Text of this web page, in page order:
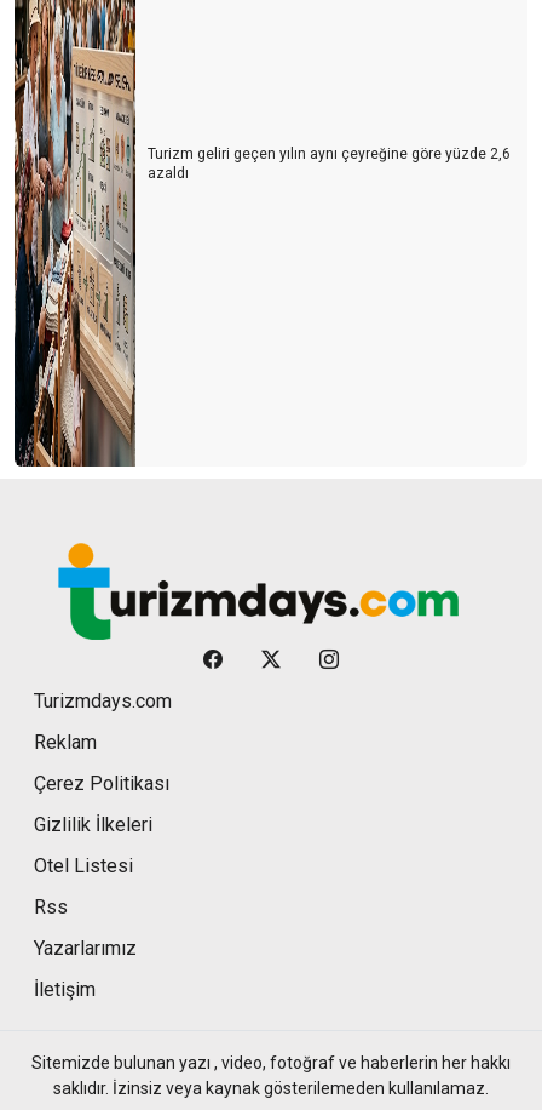
Turizm geliri geçen yılın aynı çeyreğine göre yüzde 2,6
azaldı
Turizmdays.com
Reklam
Çerez Politikası
Gizlilik İlkeleri
Otel Listesi
Rss
Yazarlarımız
İletişim
Sitemizde bulunan yazı , video, fotoğraf ve haberlerin her hakkı
saklıdır. İzinsiz veya kaynak gösterilemeden kullanılamaz.